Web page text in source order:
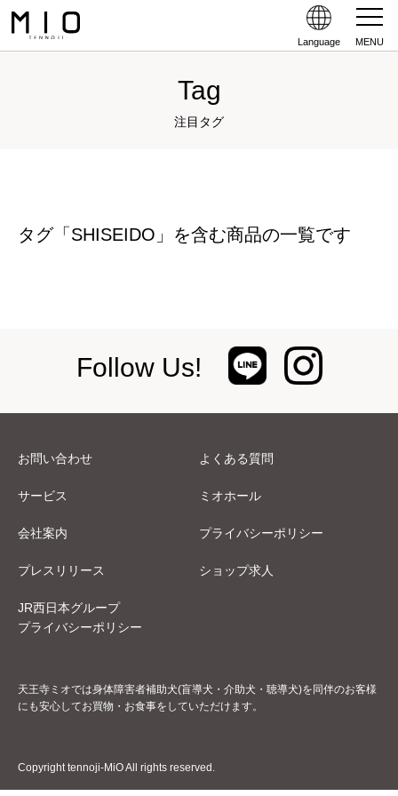
Language MENU
Tag
注目タグ
タグ「SHISEIDO」を含む商品の一覧です
Follow Us!
お問い合わせ よくある質問
サービス ミオホール
会社案内 プライバシーポリシー
プレスリリース ショップ求人
JR西日本グループ
プライバシーポリシー
天王寺ミオでは身体障害者補助犬(盲導犬・介助犬・聴導犬)を同伴のお客様
にも安心してお買物・お食事をしていただけます。
Copyright tennoji-MiO All rights reserved.